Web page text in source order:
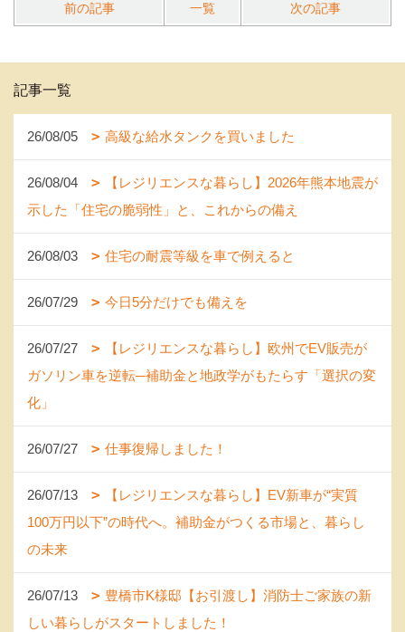
前の記事 一覧 次の記事
記事一覧
26/08/05 高級な給水タンクを買いました
26/08/04
【レジリエンスな暮らし】2026年熊本地震が
示した「住宅の脆弱性」と、これからの備え
26/08/03 住宅の耐震等級を車で例えると
26/07/29 今日5分だけでも備えを
26/07/27
【レジリエンスな暮らし】欧州でEV販売が
ガソリン車を逆転─補助金と地政学がもたらす「選択の変
化」
26/07/27 仕事復帰しました！
26/07/13
【レジリエンスな暮らし】EV新車が“実質
100万円以下”の時代へ。補助金がつくる市場と、暮らし
の未来
26/07/13
豊橋市K様邸【お引渡し】消防士ご家族の新
しい暮らしがスタートしました！